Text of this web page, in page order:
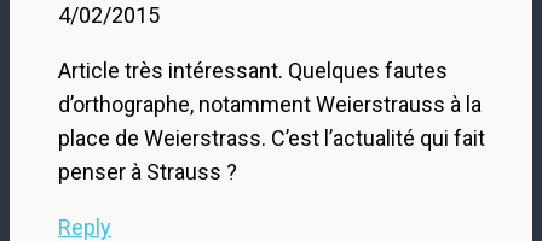
4/02/2015
Article très intéressant. Quelques fautes
d’orthographe, notamment Weierstrauss à la
place de Weierstrass. C’est l’actualité qui fait
penser à Strauss ?
Reply